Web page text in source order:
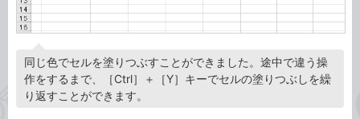
同じ色でセルを塗りつぶすことができました。途中で違う操
作をするまで、［Ctrl］＋［Y］キーでセルの塗りつぶしを繰
り返すことができます。